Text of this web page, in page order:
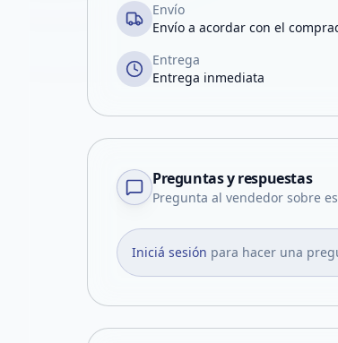
Envío
Envío a acordar con el
Entrega
Entrega inmediata
Preguntas y respuestas
Pregunta al vendedor sobre
Iniciá sesión para hacer una